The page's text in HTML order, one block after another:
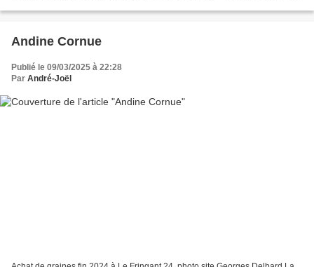
Andine Cornue
Publié le 09/03/2025 à 22:28
Par André-Joël